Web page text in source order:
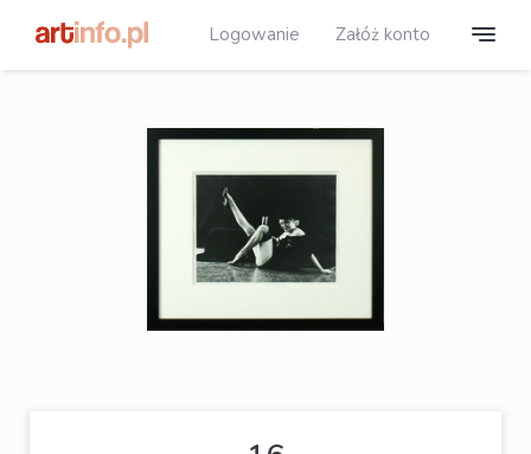
Logowanie Załóż konto